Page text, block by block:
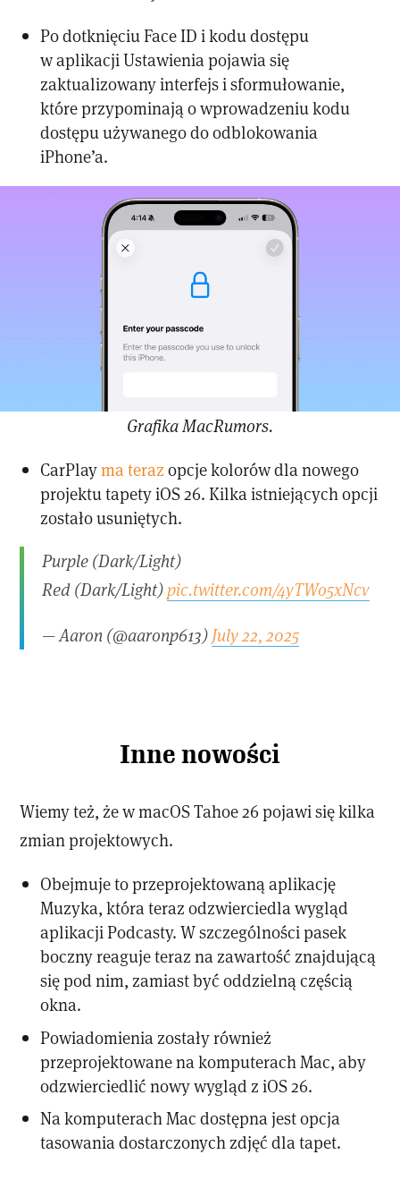
Po dotknięciu Face ID i kodu dostępu
w aplikacji Ustawienia pojawia się
zaktualizowany interfejs i sformułowanie,
które przypominają o wprowadzeniu kodu
dostępu używanego do odblokowania
iPhone’a.
Grafika MacRumors.
CarPlayma teraz opcje kolorów dla nowego
projektu tapety iOS 26. Kilka istniejących opcji
zostało usuniętych.
Purple (Dark/Light)
Red (Dark/Light) pic.twitter.com/4yTWo5xNcv
— Aaron (@aaronp613) July 22, 2025
Inne nowości
Wiemy też, że w macOS Tahoe 26 pojawi się kilka
zmian projektowych.
Obejmuje to przeprojektowaną aplikację
Muzyka, która teraz odzwierciedla wygląd
aplikacji Podcasty. W szczególności pasek
boczny reaguje teraz na zawartość znajdującą
się pod nim, zamiast być oddzielną częścią
okna.
Powiadomienia zostały również
przeprojektowane na komputerach Mac, aby
odzwierciedlić nowy wygląd z iOS 26.
Na komputerach Mac dostępna jest opcja
tasowania dostarczonych zdjęć dla tapet.